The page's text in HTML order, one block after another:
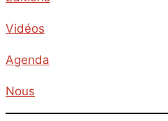
Vidéos
Agenda
Nous